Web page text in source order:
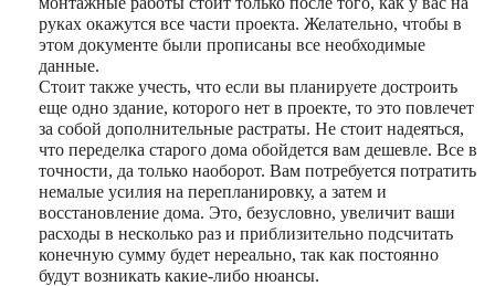
руках окажутся все части проекта. Желательно, чтобы в
этом документе были прописаны все необходимые
данные.
Стоит также учесть, что если вы планируете достроить
еще одно здание, которого нет в проекте, то это повлечет
за собой дополнительные растраты. Не стоит надеяться,
что переделка старого дома обойдется вам дешевле. Все в
точности, да только наоборот. Вам потребуется потратить
немалые усилия на перепланировку, а затем и
восстановление дома. Это, безусловно, увеличит ваши
расходы в несколько раз и приблизительно подсчитать
конечную сумму будет нереально, так как постоянно
будут возникать какие-либо нюансы.